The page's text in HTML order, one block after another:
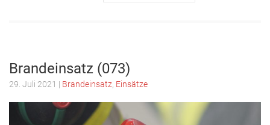
Brandeinsatz (073)
29. Juli 2021 | Brandeinsatz Einsätze